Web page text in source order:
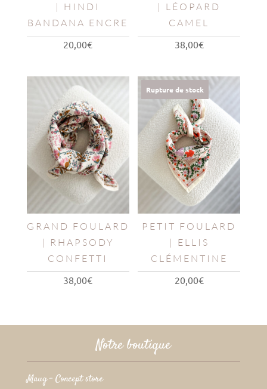
| HINDI
BANDANA ENCRE
20,00€
| LÉOPARD
CAMEL
38,00€
GRAND FOULARD
| RHAPSODY
CONFETTI
38,00€
Rupture de stock
PETIT FOULARD
| ELLIS
CLÉMENTINE
20,00€
Notre boutique
Maug – Concept store